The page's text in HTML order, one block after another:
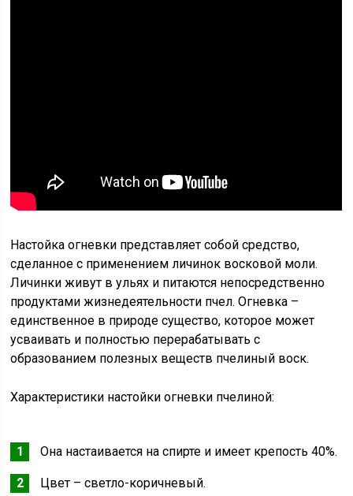
Настойка огневки представляет собой средство,
сделанное с применением личинок восковой моли.
Личинки живут в ульях и питаются непосредственно
продуктами жизнедеятельности пчел. Огневка –
единственное в природе существо, которое может
усваивать и полностью перерабатывать с
образованием полезных веществ пчелиный воск.
Характеристики настойки огневки пчелиной:
Она настаивается на спирте и имеет крепость 40%.
Цвет – светло-коричневый.